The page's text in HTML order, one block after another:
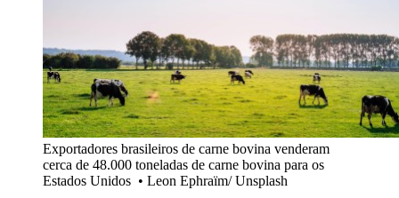
Exportadores brasileiros de carne bovina venderam
cerca de 48.000 toneladas de carne bovina para os
Estados Unidos • Leon Ephraïm/ Unsplash